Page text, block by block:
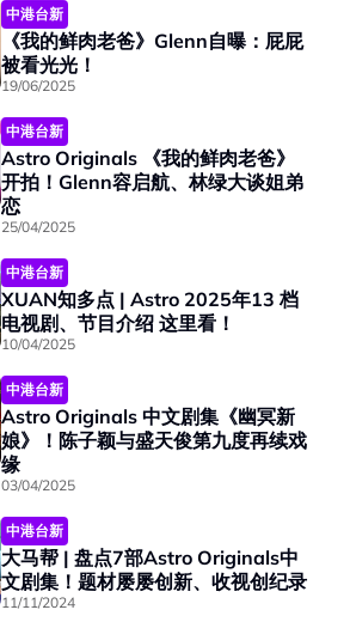
中港台新
《我的鲜肉老爸》Glenn自曝：屁屁
被看光光！
19/06/2025
中港台新
Astro Originals 《我的鲜肉老爸》
开拍！Glenn容启航、林绿大谈姐弟
恋
25/04/2025
中港台新
XUAN知多点 | Astro 2025年13 档
电视剧、节目介绍 这里看！
10/04/2025
中港台新
Astro Originals 中文剧集《幽冥新
娘》！陈子颖与盛天俊第九度再续戏
缘
03/04/2025
中港台新
大马帮 | 盘点7部Astro Originals中
文剧集！题材屡屡创新、收视创纪录
11/11/2024